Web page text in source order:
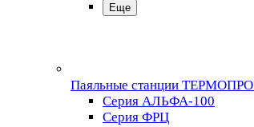
Еще
Паяльные станции ТЕРМОПРО
Серия АЛЬФА-100
Серия ФРЦ